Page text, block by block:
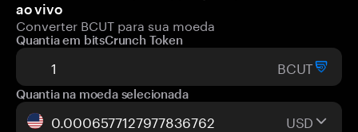
ao vivo
Converter BCUT para sua moeda
Quantia em bitsCrunch Token
BCUT
Quantia na moeda selecionada
USD